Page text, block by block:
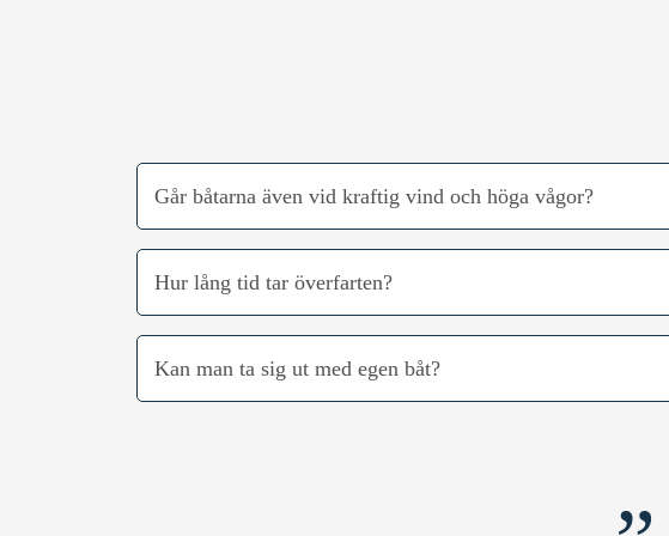
Går båtarna även vid kraftig vind och höga vågor?
Hur lång tid tar överfarten?
Kan man ta sig ut med egen båt?